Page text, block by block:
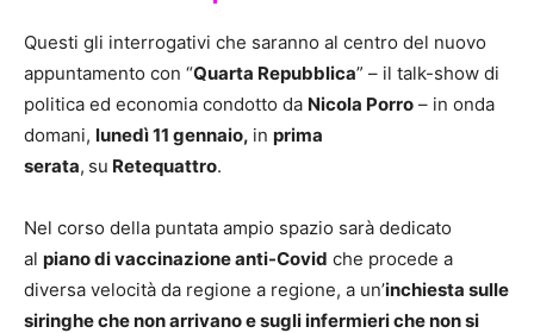
Questi gli interrogativi che saranno al centro del nuovo
appuntamento con “Quarta Repubblica” – il talk-show di
politica ed economia condotto da Nicola Porro – in onda
domani, lunedì 11 gennaio, in prima
serata, su Retequattro.
Nel corso della puntata ampio spazio sarà dedicato
al piano di vaccinazione anti-Covid che procede a
diversa velocità da regione a regione, a un’inchiesta sulle
siringhe che non arrivano e sugli infermieri che non si